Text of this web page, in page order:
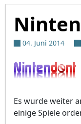
04. Juni 2014
Es wurde weiter
einige Spiele